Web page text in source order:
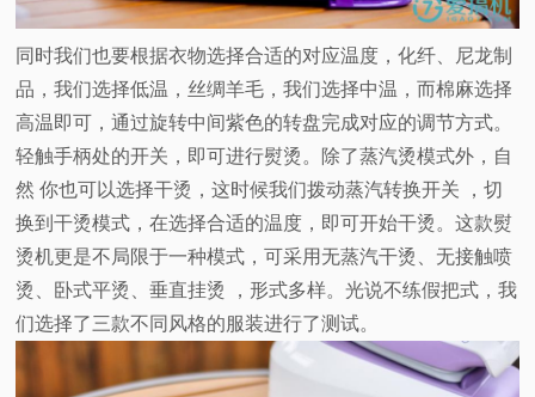
同时我们也要根据衣物选择合适的对应温度，化纤、尼龙制
品，我们选择低温，丝绸羊毛，我们选择中温，而棉麻选择
高温即可，通过旋转中间紫色的转盘完成对应的调节方式。
轻触手柄处的开关，即可进行熨烫。除了蒸汽烫模式外，自
然 你也可以选择干烫，这时候我们拨动蒸汽转换开关 ，切
换到干烫模式，在选择合适的温度，即可开始干烫。这款熨
烫机更是不局限于一种模式，可采用无蒸汽干烫、无接触喷
烫、卧式平烫、垂直挂烫 ，形式多样。光说不练假把式，我
们选择了三款不同风格的服装进行了测试。